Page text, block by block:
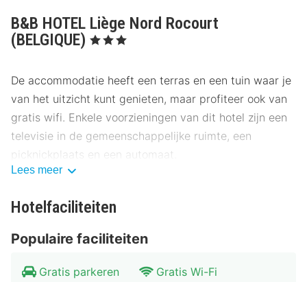
B&B HOTEL Liège Nord Rocourt
(BELGIQUE) , 3 Sterren
De accommodatie heeft een terras en een tuin waar je
van het uitzicht kunt genieten, maar profiteer ook van
gratis wifi. Enkele voorzieningen van dit hotel zijn een
televisie in de gemeenschappelijke ruimte, een
picknickplaats en een automaat.
(BELGIQUE) kunnen iets lekkers halen bij de
een ontbijtbuffet geserveerd.
Hotelstars Union kent in België een officiële
Lees meer
Hotelfaciliteiten
Populaire faciliteiten
Gratis parkeren
Gratis Wi-Fi